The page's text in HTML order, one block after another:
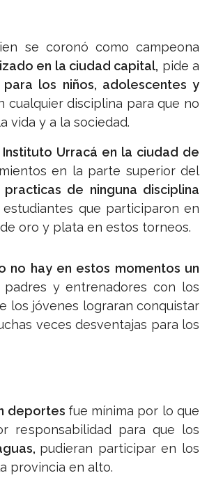
se coronó como campeona
en la ciudad capital, pide a
los niños, adolescentes y
disciplina para que no
vida y a la sociedad.
Instituto Urracá en la ciudad de
en la parte superior del
de ninguna disciplina
que participaron en
oro y plata en estos torneos.
no hay en estos momentos un
y entrenadores con los
los jóvenes lograran conquistar
veces desventajas para los
deportes fue mínima por lo que
responsabilidad para que los
pudieran participar en los
provincia en alto.